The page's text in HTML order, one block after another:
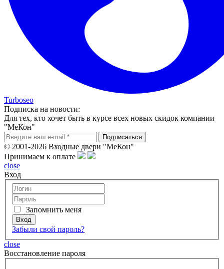
Turboseo
Подписка на новости:
Для тех, кто хочет быть в курсе всех новых скидок компании
"МеКон"
© 2001-2026 Входные двери "МеКон"
Принимаем к оплате
close
Вход
Запомнить меня
Забыли свой пароль?
close
Восcтановление пароля